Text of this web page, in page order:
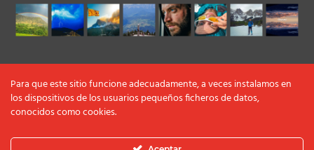
Para que este sitio funcione adecuadamente, a veces instalamos en
los dispositivos de los usuarios pequeños ficheros de datos,
conocidos como cookies.